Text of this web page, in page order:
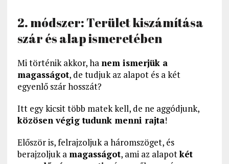
2. módszer: Terület kiszámítása
szár és alap ismeretében
Mi történik akkor, ha nem ismerjük a
magasságot, de tudjuk az alapot és a két
egyenlő szár hosszát?
Itt egy kicsit több matek kell, de ne aggódjunk,
közösen végig tudunk menni rajta!
Először is, felrajzoljuk a háromszöget, és
berajzoljuk a magasságot, ami az alapotkét